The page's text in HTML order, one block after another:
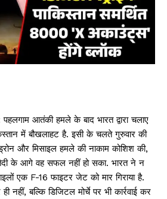
पहलगाम आतंकी हमले के बाद भारत द्वारा चलाए
में बौखलाहट है. इसी के चलते गुरुवार की
और मिसाइल हमले की नाकाम कोशिश की,
के आगे वह सफल नहीं हो सका. भारत ने न
एक F-16 फाइटर जेट को मार गिराया है.
नहीं, बल्कि डिजिटल मोर्चे पर भी कार्रवाई कर